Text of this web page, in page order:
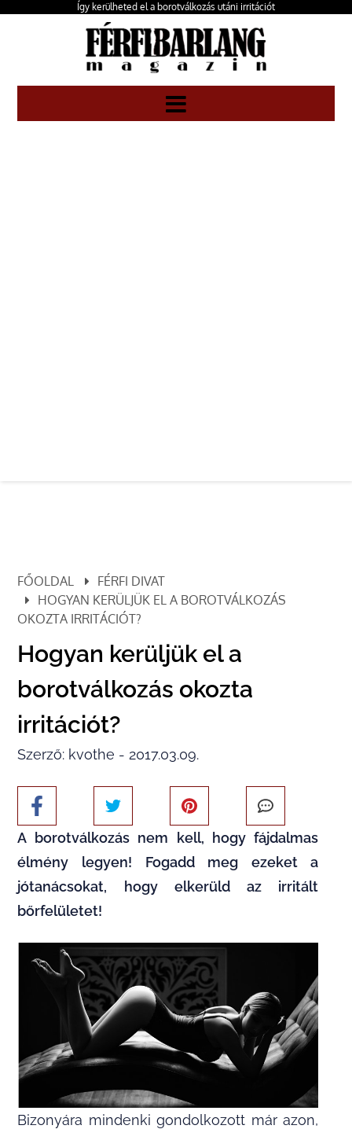
Így kerülheted el a borotválkozás utáni irritációt
FŐOLDAL
FÉRFI DIVAT
HOGYAN KERÜLJÜK EL A BOROTVÁLKOZÁS
OKOZTA IRRITÁCIÓT?
Hogyan kerüljük el a
borotválkozás okozta
irritációt?
Szerző: kvothe - 2017.03.09.
A borotválkozás nem kell, hogy fájdalmas
élmény legyen! Fogadd meg ezeket a
jótanácsokat, hogy elkerüld az irritált
bőrfelületet!
Bizonyára mindenki gondolkozott már azon,